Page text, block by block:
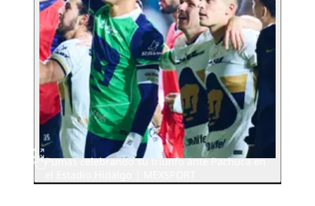
Pumas celebrando su triunfo ante Pachuca en